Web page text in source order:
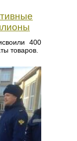
400
товаров.